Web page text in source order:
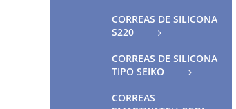
CORREAS DE SILICONA
S220
CORREAS DE SILICONA
TIPO SEIKO
CORREAS